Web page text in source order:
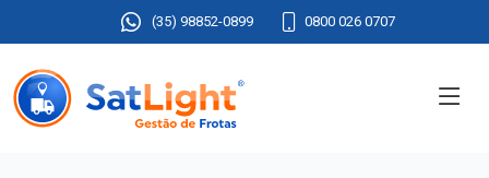
(35) 98852-0899 0800 026 0707